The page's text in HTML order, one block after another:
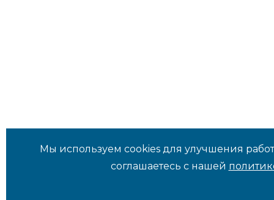
Мы используем cookies для улучшения
соглашаетесь с нашей